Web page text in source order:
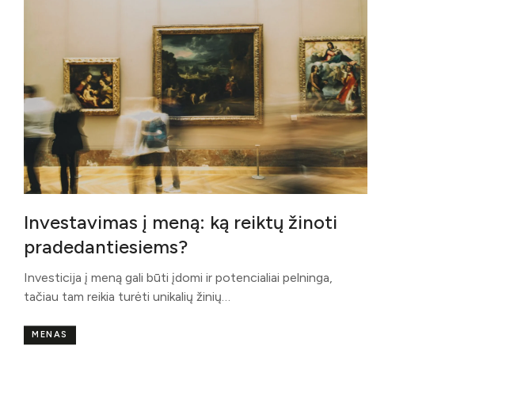
Investavimas į meną: ką reiktų žinoti
pradedantiesiems?
Investicija į meną gali būti įdomi ir potencialiai pelninga,
tačiau tam reikia turėti unikalių žinių…
MENAS